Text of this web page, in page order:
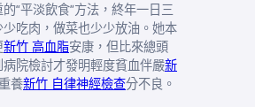
“平淡飲食”方法，終年一日三
少吃肉，做菜也少少放油。她本
新竹 高血脂安康，但比來總頭
病院檢討才發明輕度貧血伴嚴新
養新竹 自律神經檢查分不良。